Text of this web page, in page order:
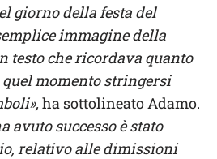
giorno della festa del
immagine della
testo che ricordava quanto
momento stringersi
ha sottolineato Adamo.
avuto successo è stato
relativo alle dimissioni